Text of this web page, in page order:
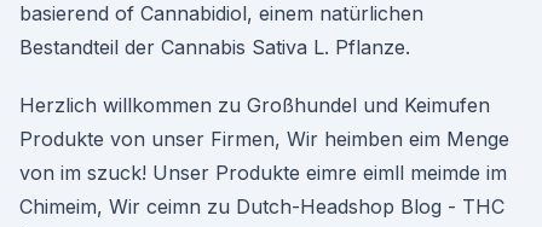
basierend of Cannabidiol, einem natürlichen
Bestandteil der Cannabis Sativa L. Pflanze.
Herzlich willkommen zu Großhundel und Keimufen
Produkte von unser Firmen, Wir heimben eim Menge
von im szuck! Unser Produkte eimre eimll meimde im
Chimeim, Wir ceimn zu Dutch-Headshop Blog - THC